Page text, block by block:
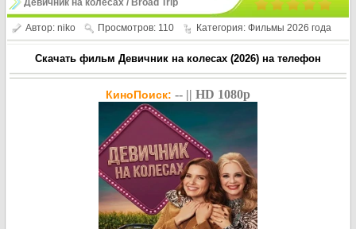
Девичник на колесах / Broad Trip
(2026)
Автор: niko Просмотров: 110 Категория: Фильмы 2026 года
Скачать фильм Девичник на колесах (2026) на телефон
КиноПоиск: -- || HD 1080p